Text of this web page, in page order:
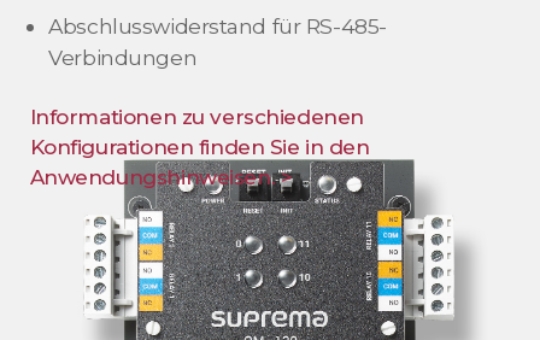
Abschlusswiderstand für RS-485-
Verbindungen
Informationen zu verschiedenen
Konfigurationen finden Sie in den
Anwendungshinweisen. >